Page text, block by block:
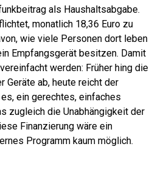
als Haushaltsabgabe.
monatlich 18,36 Euro zu
wie viele Personen dort leben
Empfangsgerät besitzen. Damit
werden: Früher hing die
Geräte ab, heute reicht der
ein gerechtes, einfaches
zugleich die Unabhängigkeit der
Finanzierung wäre ein
Programm kaum möglich.